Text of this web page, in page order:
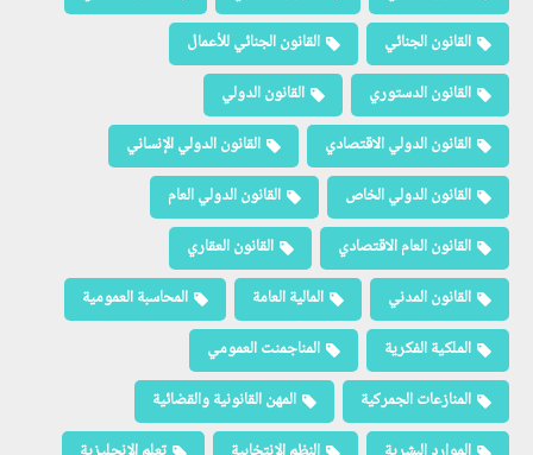
القانون الجنائي
القانون الجنائي للأعمال
القانون الدستوري
القانون الدولي
القانون الدولي الاقتصادي
القانون الدولي الإنساني
القانون الدولي الخاص
القانون الدولي العام
القانون العام الاقتصادي
القانون العقاري
القانون المدني
المالية العامة
المحاسبة العمومية
الملكية الفكرية
المناجمنت العمومي
المنازعات الجمركية
المهن القانونية والقضائية